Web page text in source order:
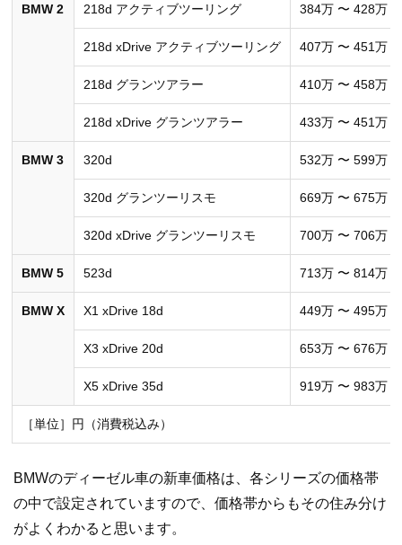
BMW 2 218d アクティブツーリング 384万 〜 428万
218d xDrive アクティブツーリング 407万 〜 451万
218d グランツアラー 410万 〜 458万
218d xDrive グランツアラー 433万 〜 451万
BMW 3 320d 532万 〜 599万
320d グランツーリスモ 669万 〜 675万
320d xDrive グランツーリスモ 700万 〜 706万
BMW 5 523d 713万 〜 814万
BMW X X1 xDrive 18d 449万 〜 495万
X3 xDrive 20d 653万 〜 676万
X5 xDrive 35d 919万 〜 983万
［単位］円（消費税込み）
BMWのディーゼル車の新車価格は、各シリーズの価格帯
の中で設定されていますので、価格帯からもその住み分け
がよくわかると思います。